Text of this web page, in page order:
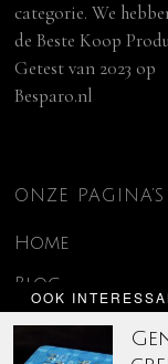
OOK
categorie. We
deBeste Koop
Getest van 2023 op
Besparo.nl
ONZE PAGINA’S
Home
Blog
Contact